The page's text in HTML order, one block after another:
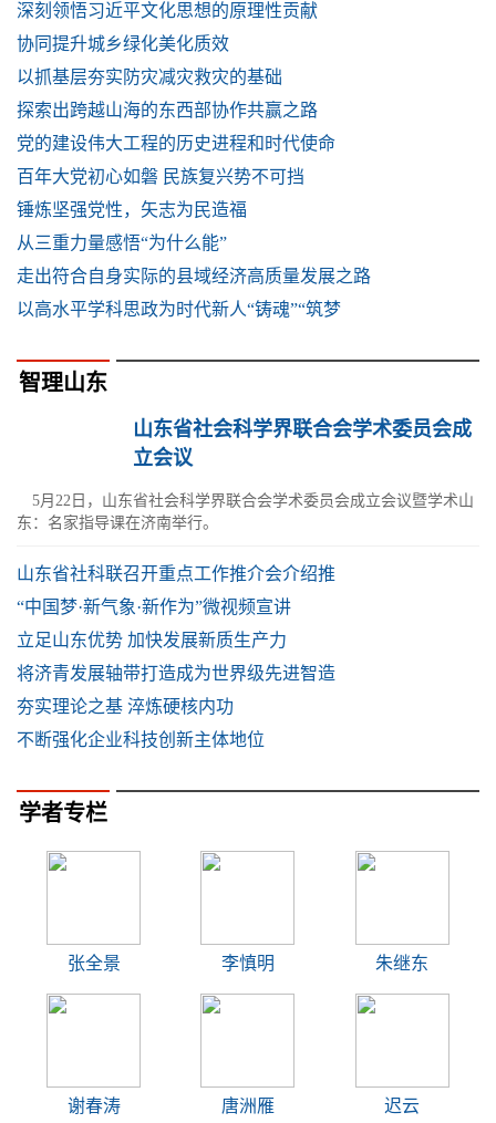
深刻领悟习近平文化思想的原理性贡献
协同提升城乡绿化美化质效
以抓基层夯实防灾减灾救灾的基础
探索出跨越山海的东西部协作共赢之路
党的建设伟大工程的历史进程和时代使命
百年大党初心如磐 民族复兴势不可挡
锤炼坚强党性，矢志为民造福
从三重力量感悟“为什么能”
走出符合自身实际的县域经济高质量发展之路
以高水平学科思政为时代新人“铸魂”“筑梦
智理山东
山东省社会科学界联合会学术委员会成
立会议
5月22日，山东省社会科学界联合会学术委员会成立会议暨学术山
东：名家指导课在济南举行。
山东省社科联召开重点工作推介会介绍推
“中国梦·新气象·新作为”微视频宣讲
立足山东优势 加快发展新质生产力
将济青发展轴带打造成为世界级先进智造
夯实理论之基 淬炼硬核内功
不断强化企业科技创新主体地位
学者专栏
张全景 李慎明 朱继东
谢春涛 唐洲雁 迟云